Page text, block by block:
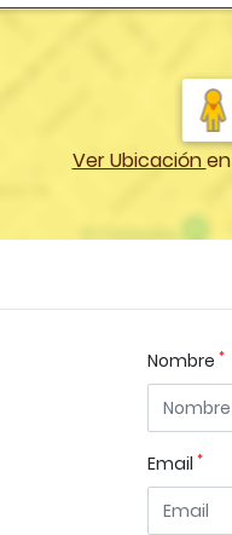
Ver Ubicaciónen
Nombre *
Email *